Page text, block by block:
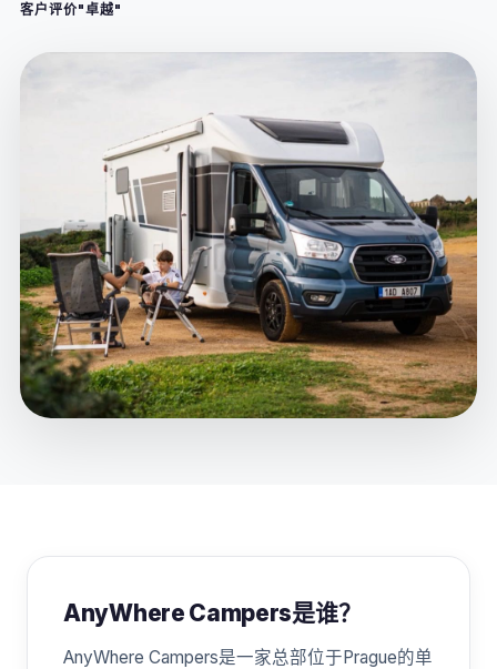
客户评价"卓越"
AnyWhere Campers是谁？
AnyWhere Campers是一家总部位于Prague的单